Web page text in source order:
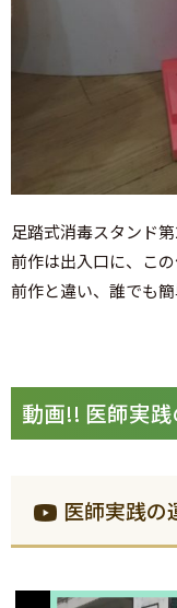
足踏式消毒スタンド第
前作は出入口に、こ
前作と違い、誰でも簡
動画!! 医師実
医師実践の